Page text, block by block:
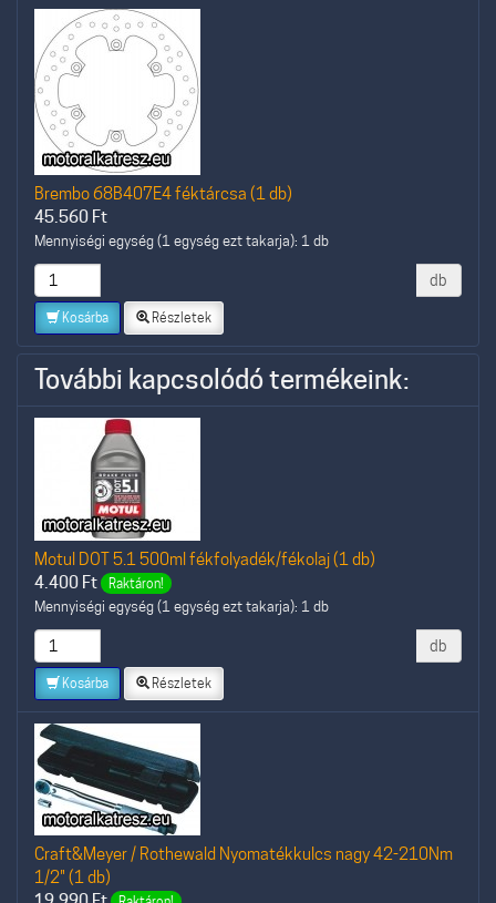
Brembo 68B407E4 féktárcsa (1 db)
45.560 Ft
Mennyiségi egység (1 egység ezt takarja): 1 db
db
Kosárba Részletek
További kapcsolódó termékeink:
Motul DOT 5.1 500ml fékfolyadék/fékolaj (1 db)
4.400 Ft Raktáron!
Mennyiségi egység (1 egység ezt takarja): 1 db
db
Kosárba Részletek
Craft&Meyer / Rothewald Nyomatékkulcs nagy 42-210Nm
1/2" (1 db)